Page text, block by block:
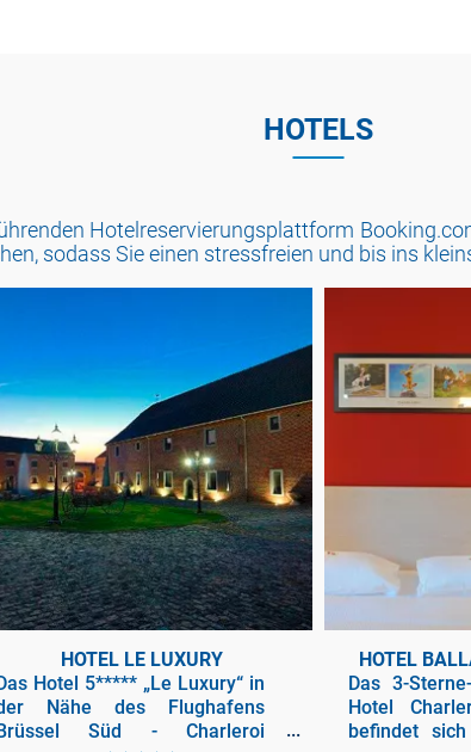
HOTELS
Hotelreservierungsplattform
sodass Sie einen stressfreien und bis ins
HOTEL LE LUXURY
Hotel 5***** „Le Luxury“ in
Nähe des Flughafens
Süd - Charleroi
HOTEL
Das 3-
Hotel
befindet